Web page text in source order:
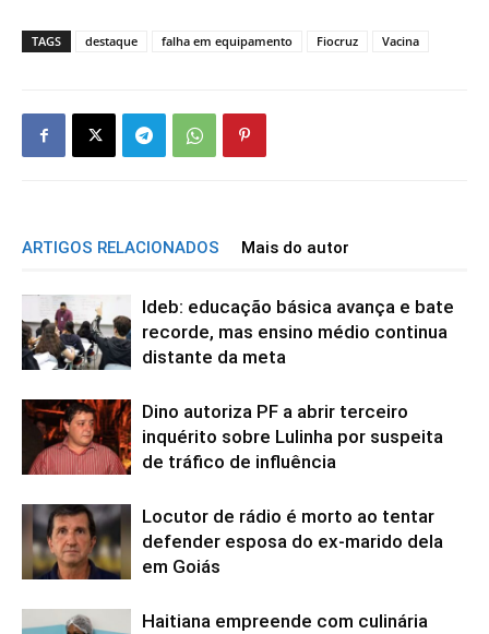
TAGS destaque falha em equipamento Fiocruz Vacina
ARTIGOS RELACIONADOS Mais do autor
Ideb: educação básica avança e bate
recorde, mas ensino médio continua
distante da meta
Dino autoriza PF a abrir terceiro
inquérito sobre Lulinha por suspeita
de tráfico de influência
Locutor de rádio é morto ao tentar
defender esposa do ex-marido dela
em Goiás
Haitiana empreende com culinária